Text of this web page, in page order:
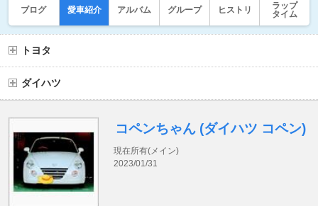
ブログ 愛車紹介 アルバム グループ ヒストリ
ラップ
タイム
トヨタ
ダイハツ
コペンちゃん (ダイハツ コペン)
現在所有(メイン)
2023/01/31